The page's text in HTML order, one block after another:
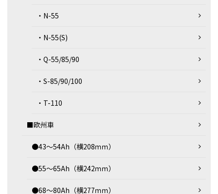
・N-55
・N-55(S)
・Q-55/85/90
・S-85/90/100
・T-110
■欧州車
●43～54Ah（横208ｍｍ）
●55～65Ah（横242ｍｍ）
●68～80Ah（横277ｍｍ）